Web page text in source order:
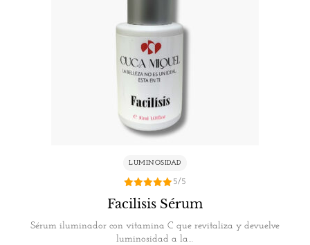
LUMINOSIDAD
de 5
5/5
Facilisis Sérum
Sérum iluminador con vitamina C que revitaliza y devuelve
luminosidad a la…